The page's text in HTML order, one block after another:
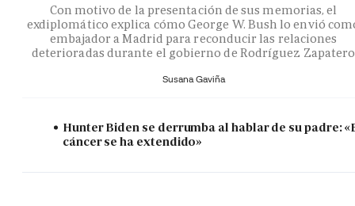
Con motivo de la presentación de sus memorias, el
exdiplomático explica cómo George W. Bush lo envió
embajador a Madrid para reconducir las relaciones
deterioradas durante el gobierno de Rodríguez Zapatero
Susana Gaviña
Hunter Biden se derrumba al hablar de su padre:
cáncer se ha extendido»